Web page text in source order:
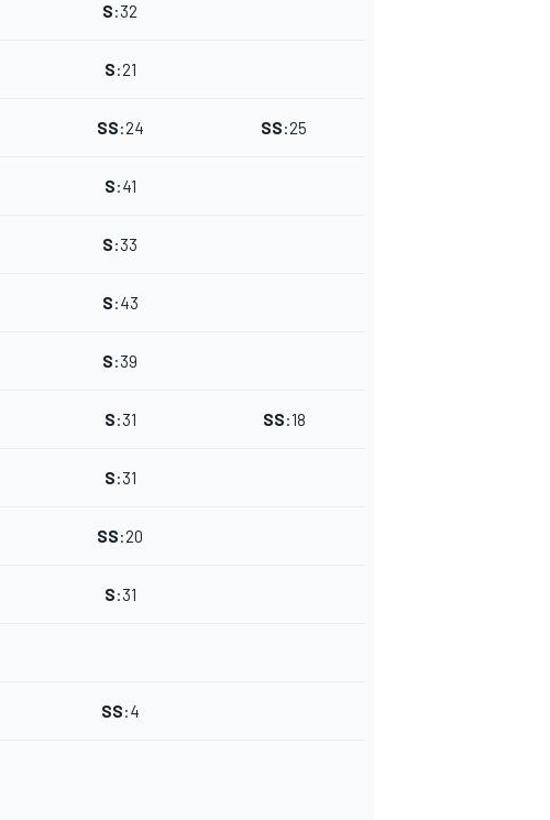
S:32
S:21
SS:24 SS:25
S:41
S:33
S:43
S:39
S:31 SS:18
S:31
SS:20
S:31
SS:4